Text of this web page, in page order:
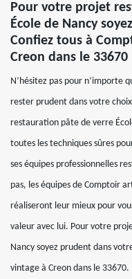
Pour votre projet
École de Nancy
Confiez tous à
Creon dans le 33670
N’hésitez pas pour n’importe
rester prudent dans votre
restauration pâte de verre
toutes les techniques sûres
ses équipes professionnelles
pas, les équipes de Comptoir
réaliseront leur mieux pour
valeur avec lui. Pour votre
Nancy soyez prudent dans
vintage à Creon dans le 33670.